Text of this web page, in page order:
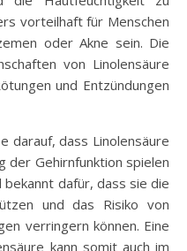
vorteilhaft für Menschen
oder Akne sein. Die
von Linolensäure
und Entzündungen
darauf, dass Linolensäure
der Gehirnfunktion spielen
dafür, dass sie die
und das Risiko von
verringern können. Eine
kann somit auch im